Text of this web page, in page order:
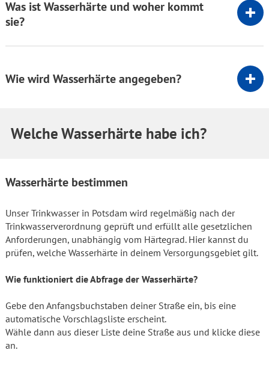
Was ist Wasserhärte und woher kommt
sie?
Wie wird Wasserhärte angegeben?
Welche Wasserhärte habe ich?
Wasserhärte bestimmen
Unser Trinkwasser in Potsdam wird regelmäßig nach der
Trinkwasserverordnung geprüft und erfüllt alle gesetzlichen
Anforderungen, unabhängig vom Härtegrad. Hier kannst du
prüfen, welche Wasserhärte in deinem Versorgungsgebiet gilt.
Wie funktioniert die Abfrage der Wasserhärte?
Gebe den Anfangsbuchstaben deiner Straße ein, bis eine
automatische Vorschlagsliste erscheint.
Wähle dann aus dieser Liste deine Straße aus und klicke diese
an.